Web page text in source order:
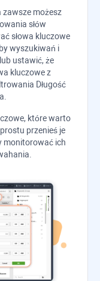
możesz
słów
słowa kluczowe
wyszukiwań i
ustawić, że
kluczowe z
Długość
które warto
przenieś je
monitorować ich